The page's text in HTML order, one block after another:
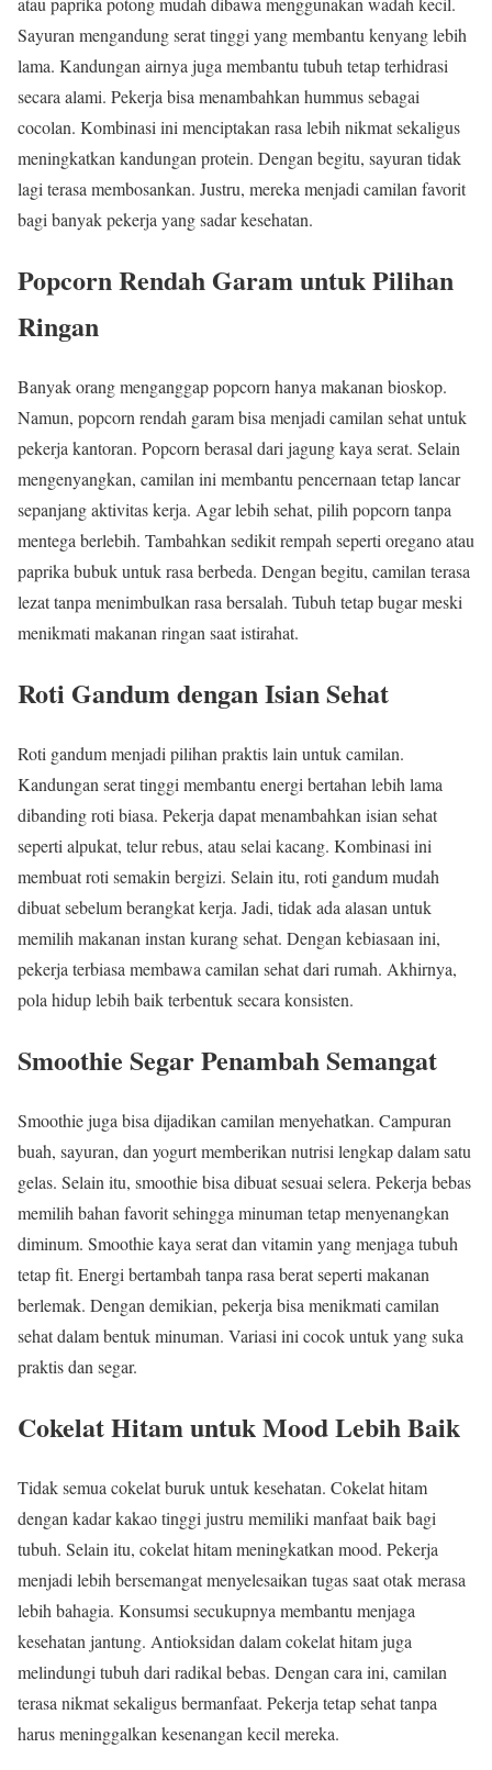
Sayuran mengandung serat tinggi yang membantu kenyang lebih
lama. Kandungan airnya juga membantu tubuh tetap terhidrasi
secara alami. Pekerja bisa menambahkan hummus sebagai
cocolan. Kombinasi ini menciptakan rasa lebih nikmat sekaligus
meningkatkan kandungan protein. Dengan begitu, sayuran tidak
lagi terasa membosankan. Justru, mereka menjadi camilan favorit
bagi banyak pekerja yang sadar kesehatan.
Popcorn Rendah Garam untuk Pilihan
Ringan
Banyak orang menganggap popcorn hanya makanan bioskop.
Namun, popcorn rendah garam bisa menjadi camilan sehat untuk
pekerja kantoran. Popcorn berasal dari jagung kaya serat. Selain
mengenyangkan, camilan ini membantu pencernaan tetap lancar
sepanjang aktivitas kerja. Agar lebih sehat, pilih popcorn tanpa
mentega berlebih. Tambahkan sedikit rempah seperti oregano atau
paprika bubuk untuk rasa berbeda. Dengan begitu, camilan terasa
lezat tanpa menimbulkan rasa bersalah. Tubuh tetap bugar meski
menikmati makanan ringan saat istirahat.
Roti Gandum dengan Isian Sehat
Roti gandum menjadi pilihan praktis lain untuk camilan.
Kandungan serat tinggi membantu energi bertahan lebih lama
dibanding roti biasa. Pekerja dapat menambahkan isian sehat
seperti alpukat, telur rebus, atau selai kacang. Kombinasi ini
membuat roti semakin bergizi. Selain itu, roti gandum mudah
dibuat sebelum berangkat kerja. Jadi, tidak ada alasan untuk
memilih makanan instan kurang sehat. Dengan kebiasaan ini,
pekerja terbiasa membawa camilan sehat dari rumah. Akhirnya,
pola hidup lebih baik terbentuk secara konsisten.
Smoothie Segar Penambah Semangat
Smoothie juga bisa dijadikan camilan menyehatkan. Campuran
buah, sayuran, dan yogurt memberikan nutrisi lengkap dalam satu
gelas. Selain itu, smoothie bisa dibuat sesuai selera. Pekerja bebas
memilih bahan favorit sehingga minuman tetap menyenangkan
diminum. Smoothie kaya serat dan vitamin yang menjaga tubuh
tetap fit. Energi bertambah tanpa rasa berat seperti makanan
berlemak. Dengan demikian, pekerja bisa menikmati camilan
sehat dalam bentuk minuman. Variasi ini cocok untuk yang suka
praktis dan segar.
Cokelat Hitam untuk Mood Lebih Baik
Tidak semua cokelat buruk untuk kesehatan. Cokelat hitam
dengan kadar kakao tinggi justru memiliki manfaat baik bagi
tubuh. Selain itu, cokelat hitam meningkatkan mood. Pekerja
menjadi lebih bersemangat menyelesaikan tugas saat otak merasa
lebih bahagia. Konsumsi secukupnya membantu menjaga
kesehatan jantung. Antioksidan dalam cokelat hitam juga
melindungi tubuh dari radikal bebas. Dengan cara ini, camilan
terasa nikmat sekaligus bermanfaat. Pekerja tetap sehat tanpa
harus meninggalkan kesenangan kecil mereka.